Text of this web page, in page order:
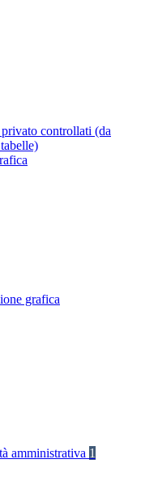
controllati (da
grafica
amministrativa 1